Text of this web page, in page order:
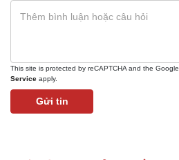
This site is protected by reCAPTCHA and the Google
Service apply.
Gửi tin